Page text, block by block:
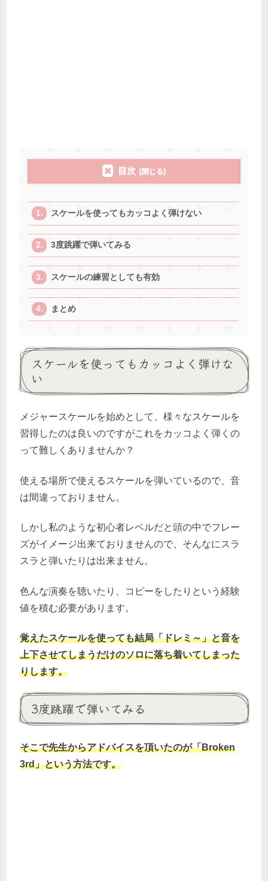
目次
スケールを使ってもカッコよく弾けない
3度跳躍で弾いてみる
スケールの練習としても有効
まとめ
スケールを使ってもカッコよく弾けな
い
メジャースケールを始めとして、様々なスケールを
習得したのは良いのですがこれをカッコよく弾くの
って難しくありませんか？
使える場所で使えるスケールを弾いているので、音
は間違っておりません。
しかし私のような初心者レベルだと頭の中でフレー
ズがイメージ出来ておりませんので、そんなにスラ
スラと弾いたりは出来ません。
色んな演奏を聴いたり、コピーをしたりという経験
値を積む必要があります。
覚えたスケールを使っても結局「ドレミ～」と音を
上下させてしまうだけのソロに落ち着いてしまった
りします。
3度跳躍で弾いてみる
そこで先生からアドバイスを頂いたのが「Broken
3rd」という方法です。